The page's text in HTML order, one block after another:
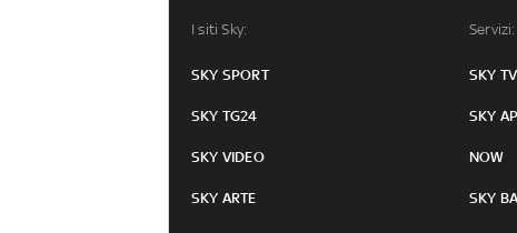
I siti Sky:
SKY SPORT
SKY TG24
SKY VIDEO
SKY ARTE
Servizi:
SKY TV
SKY
NOW
SKY